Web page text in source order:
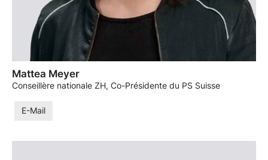
Mattea Meyer
Conseillère nationale ZH, Co-Présidente du PS Suisse
E-Mail